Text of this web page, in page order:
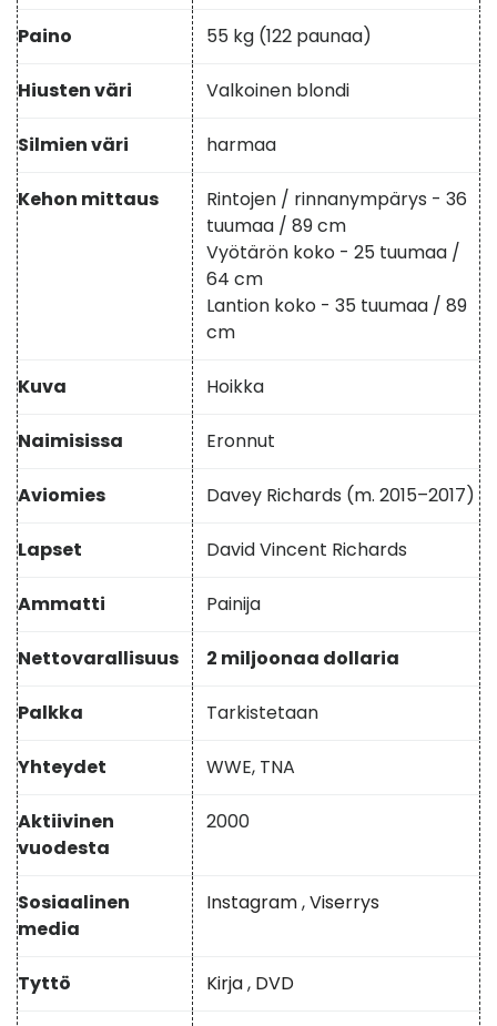
Paino 55 kg (122 paunaa)
Hiusten väri Valkoinen blondi
Silmien väri harmaa
Kehon mittaus
Rintojen / rinnanympärys - 36
tuumaa / 89 cm
Vyötärön koko - 25 tuumaa /
64 cm
Lantion koko - 35 tuumaa / 89
cm
Kuva Hoikka
Naimisissa Eronnut
Aviomies Davey Richards (m. 2015–2017)
Lapset David Vincent Richards
Ammatti Painija
Nettovarallisuus 2 miljoonaa dollaria
Palkka Tarkistetaan
Yhteydet WWE, TNA
Aktiivinen
vuodesta
2000
Sosiaalinen
media
Instagram,Viserrys
Tyttö Kirja, DVD